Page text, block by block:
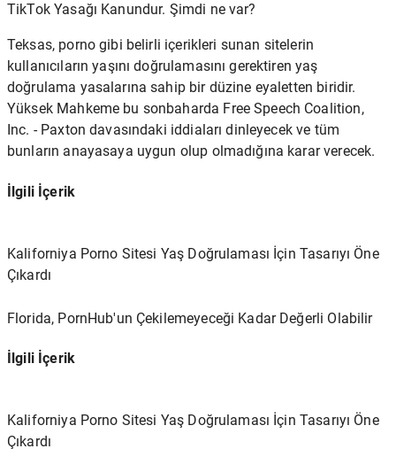
TikTok Yasağı Kanundur. Şimdi ne var?
Teksas, porno gibi belirli içerikleri sunan sitelerin
kullanıcıların yaşını doğrulamasını gerektiren yaş
doğrulama yasalarına sahip bir düzine eyaletten biridir.
Yüksek Mahkeme bu sonbaharda Free Speech Coalition,
Inc. - Paxton davasındaki iddiaları dinleyecek ve tüm
bunların anayasaya uygun olup olmadığına karar verecek.
İlgili İçerik
Kaliforniya Porno Sitesi Yaş Doğrulaması İçin Tasarıyı Öne
Çıkardı
Florida, PornHub'un Çekilemeyeceği Kadar Değerli Olabilir
İlgili İçerik
Kaliforniya Porno Sitesi Yaş Doğrulaması İçin Tasarıyı Öne
Çıkardı